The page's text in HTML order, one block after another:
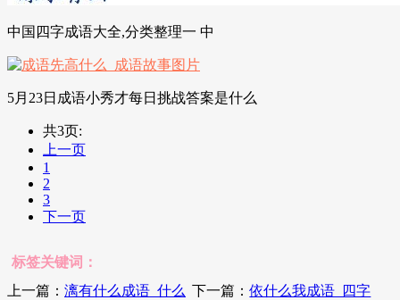
中国四字成语大全,分类整理一 中
5月23日成语小秀才每日挑战答案是什么
共3页:
上一页
1
2
3
下一页
标签关键词：
上一篇： 漓有什么成语_什么 下一篇：依什么我成语_四字